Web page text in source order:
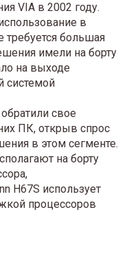
VIA в 2002 году.
в
большая
имели на борту
на выходе
системой
свое
ПК, открыв спрос
в этом сегменте.
на борту
H67S использует
процессоров